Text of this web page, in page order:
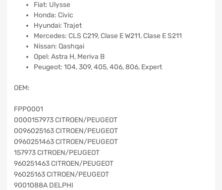
Fiat: Ulysse
Honda: Civic
Hyundai: Trajet
Mercedes: CLS C219, Clase E W211, Clase E S211
Nissan: Qashqai
Opel: Astra H, Meriva B
Peugeot: 104, 309, 405, 406, 806, Expert
OEM:
FPP0001
0000157973 CITROEN/PEUGEOT
0096025163 CITROEN/PEUGEOT
0960251463 CITROEN/PEUGEOT
157973 CITROEN/PEUGEOT
960251463 CITROEN/PEUGEOT
96025163 CITROEN/PEUGEOT
9001088A DELPHI